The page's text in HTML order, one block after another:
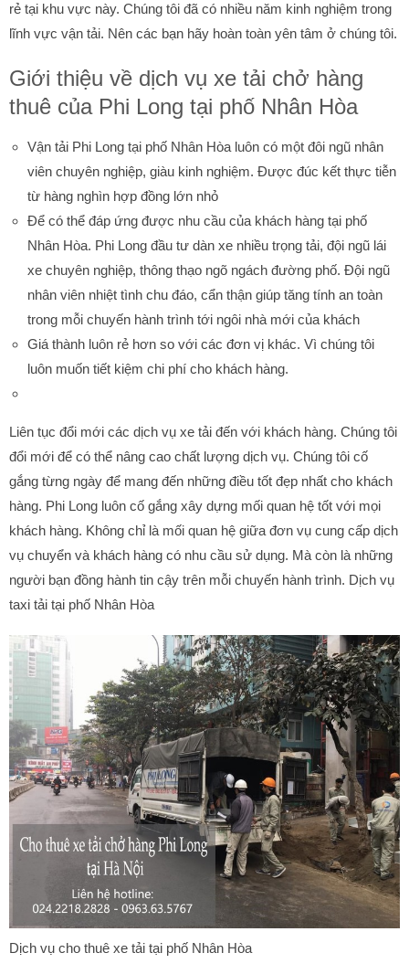
rẻ tại khu vực này. Chúng tôi đã có nhiều năm kinh nghiệm trong
lĩnh vực vận tải. Nên các bạn hãy hoàn toàn yên tâm ở chúng tôi.
Giới thiệu về dịch vụ xe tải chở hàng
thuê của Phi Long tại phố Nhân Hòa
Vận tải Phi Long tại phố Nhân Hòa luôn có một đôi ngũ nhân
viên chuyên nghiệp, giàu kinh nghiệm. Được đúc kết thực tiễn
từ hàng nghìn hợp đồng lớn nhỏ
Để có thể đáp ứng được nhu cầu của khách hàng tại phố
Nhân Hòa. Phi Long đầu tư dàn xe nhiều trọng tải, đội ngũ lái
xe chuyên nghiệp, thông thạo ngõ ngách đường phố. Đội ngũ
nhân viên nhiệt tình chu đáo, cẩn thận giúp tăng tính an toàn
trong mỗi chuyến hành trình tới ngôi nhà mới của khách
Giá thành luôn rẻ hơn so với các đơn vị khác. Vì chúng tôi
luôn muốn tiết kiệm chi phí cho khách hàng.
Liên tục đổi mới các dịch vụ xe tải đến với khách hàng. Chúng tôi
đổi mới để có thể nâng cao chất lượng dịch vụ. Chúng tôi cố
gắng từng ngày để mang đến những điều tốt đẹp nhất cho khách
hàng. Phi Long luôn cố gắng xây dựng mối quan hệ tốt với mọi
khách hàng. Không chỉ là mối quan hệ giữa đơn vụ cung cấp dịch
vụ chuyển và khách hàng có nhu cầu sử dụng. Mà còn là những
người bạn đồng hành tin cậy trên mỗi chuyến hành trình. Dịch vụ
taxi tải tại phố Nhân Hòa
Dịch vụ cho thuê xe tải tại phố Nhân Hòa